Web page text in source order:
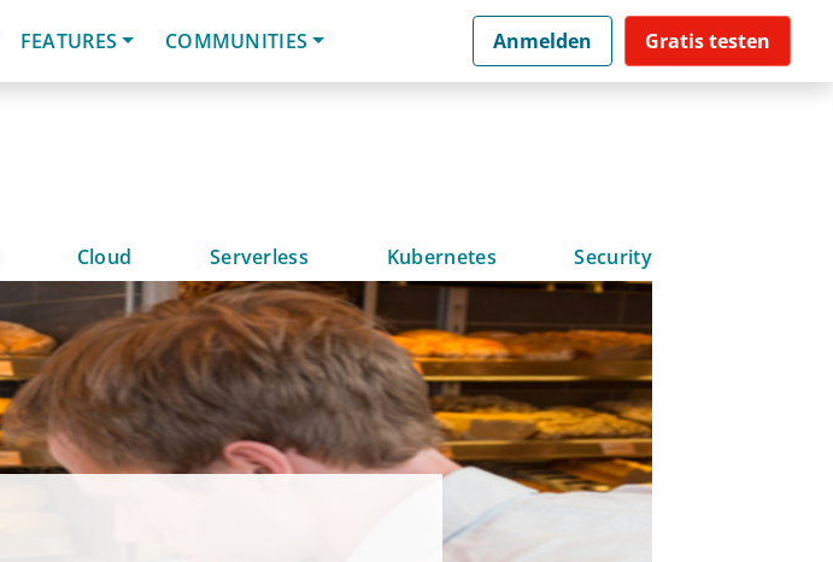
FEATURES COMMUNITIES Anmelden Gratis testen
Cloud Serverless Kubernetes Security